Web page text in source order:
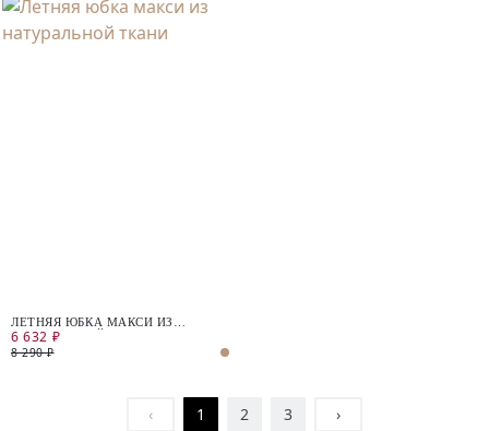
ЛЕТНЯЯ ЮБКА МАКСИ ИЗ
НАТУРАЛЬНОЙ ТКАНИ
6 632 ₽
8 290 ₽
‹ 1 2 3 ›